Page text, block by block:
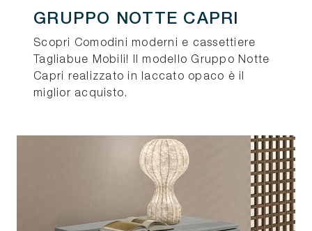
GRUPPO NOTTE CAPRI
Scopri Comodini moderni e cassettiere
Tagliabue Mobili! Il modello Gruppo Notte
Capri realizzato in laccato opaco è il
miglior acquisto.